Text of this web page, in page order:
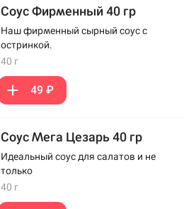
Соус Фирменный 40 гр
Наш фирменный сырный соус с
остринкой.
40 г
49 ₽
Соус Мега Цезарь 40 гр
Идеальный соус для салатов и не
только
40 г